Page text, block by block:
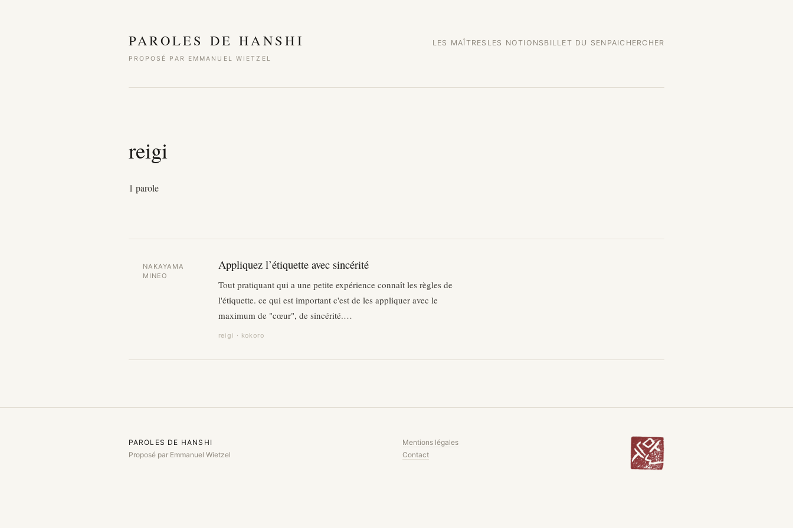
PAROLES DE HANSHI
PROPOSÉ PAR EMMANUEL WIETZEL
LES MAÎTRES LES NOTIONS BILLET DU SENPAICHERCHER
reigi
1 parole
NAKAYAMA
MINEO
Appliquez l’étiquette avec sincérité
Tout pratiquant qui a une petite expérience connaît les règles de
l'étiquette. ce qui est important c'est de les appliquer avec le
maximum de "cœur", de sincérité.…
reigi · kokoro
PAROLES DE HANSHI
Proposé par Emmanuel Wietzel
Mentions légales
Contact